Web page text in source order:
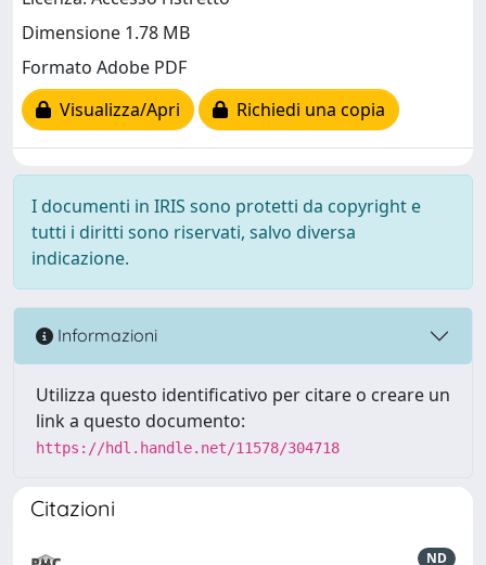
Dimensione 1.78 MB
Formato Adobe PDF
Visualizza/Apri
Richiedi una copia
I documenti in IRIS sono protetti da copyright e
tutti i diritti sono riservati, salvo diversa
indicazione.
Informazioni
Utilizza questo identificativo per citare o creare un
link a questo documento:
https://hdl.handle.net/11578/304718
Citazioni
ND